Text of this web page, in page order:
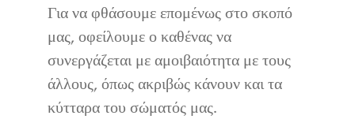
Για να φθάσουμε επομένως στο σκοπό
μας, οφείλουμε ο καθένας να
συνεργάζεται με αμοιβαιότητα με τους
άλλους, όπως ακριβώς κάνουν και τα
κύτταρα του σώματός μας.